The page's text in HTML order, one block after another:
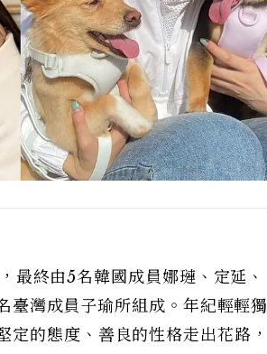
終由5名韓國成員娜璉、定延、
灣成員子瑜所組成。年紀輕輕獨
的態度、善良的性格走出花路，